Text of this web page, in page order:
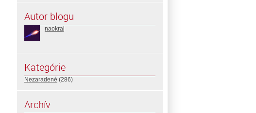
Autor blogu
naokraj
Kategórie
Nezaradené (286)
Archív